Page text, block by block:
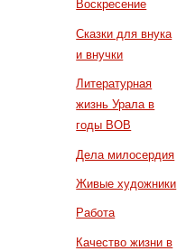
Воскресение
Сказки для внука
и внучки
Литературная
жизнь Урала в
годы ВОВ
Дела милосердия
Живые художники
Работа
Качество жизни в